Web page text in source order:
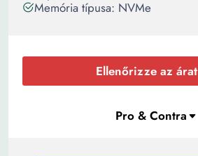
Memória típusa: NVMe
Ellenőrizze az árat